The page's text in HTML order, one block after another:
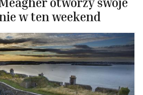
w ten weekend